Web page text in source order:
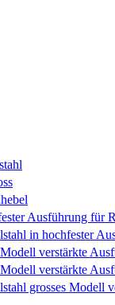
Ausführung für
in hochfester
verstärkte
verstärkte
grosses